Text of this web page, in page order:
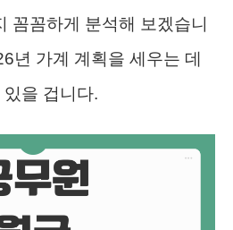
꼼꼼하게 분석해 보겠습니
년 가계 계획을 세우는 데
을 겁니다.